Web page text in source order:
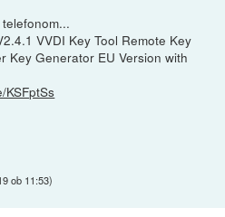
VVDI Key Tool Remote Key
Key Generator EU Version with
KSFptSs
ob 11:53)